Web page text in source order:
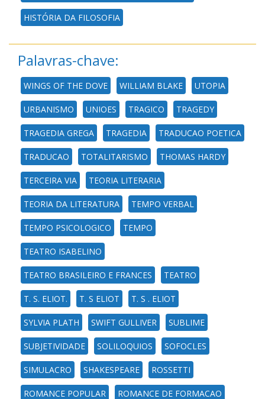
HISTÓRIA DA FILOSOFIA
Palavras-chave:
WINGS OF THE DOVE WILLIAM BLAKE UTOPIA
URBANISMO UNIOES TRAGICO TRAGEDY
TRAGEDIA GREGA TRAGEDIA TRADUCAO POETICA
TRADUCAO TOTALITARISMO THOMAS HARDY
TERCEIRA VIA TEORIA LITERARIA
TEORIA DA LITERATURA TEMPO VERBAL
TEMPO PSICOLOGICO TEMPO
TEATRO ISABELINO
TEATRO BRASILEIRO E FRANCES TEATRO
T. S. ELIOT. T. S ELIOT T. S . ELIOT
SYLVIA PLATH SWIFT GULLIVER SUBLIME
SUBJETIVIDADE SOLILOQUIOS SOFOCLES
SIMULACRO SHAKESPEARE ROSSETTI
ROMANCE POPULAR ROMANCE DE FORMACAO